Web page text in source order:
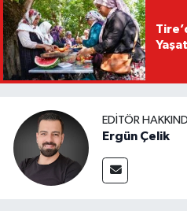
EDITÖR
Ergün Çelik